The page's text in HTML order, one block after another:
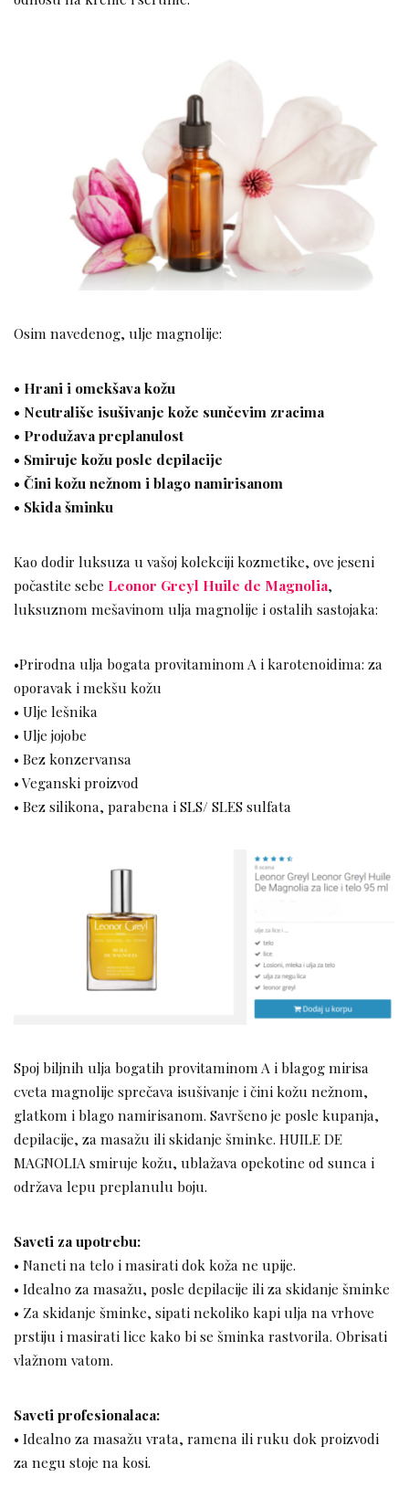
Osim navedenog, ulje magnolije:
• Hrani i omekšava kožu
• Neutrališe isušivanje kože sunčevim zracima
• Produžava preplanulost
• Smiruje kožu posle depilacije
• Čini kožu nežnom i blago namirisanom
• Skida šminku
Kao dodir luksuza u vašoj kolekciji kozmetike, ove jeseni
počastite sebe Leonor Greyl Huile de Magnolia,
luksuznom mešavinom ulja magnolije i ostalih sastojaka:
•Prirodna ulja bogata provitaminom A i karotenoidima: za
oporavak i mekšu kožu
• Ulje lešnika
• Ulje jojobe
• Bez konzervansa
• Veganski proizvod
• Bez silikona, parabena i SLS/ SLES sulfata
Spoj biljnih ulja bogatih provitaminom A i blagog mirisa
cveta magnolije sprečava isušivanje i čini kožu nežnom,
glatkom i blago namirisanom. Savršeno je posle kupanja,
depilacije, za masažu ili skidanje šminke. HUILE DE
MAGNOLIA smiruje kožu, ublažava opekotine od sunca i
održava lepu preplanulu boju.
Saveti za upotrebu:
• Naneti na telo i masirati dok koža ne upije.
• Idealno za masažu, posle depilacije ili za skidanje šminke
• Za skidanje šminke, sipati nekoliko kapi ulja na vrhove
prstiju i masirati lice kako bi se šminka rastvorila. Obrisati
vlažnom vatom.
Saveti profesionalaca:
• Idealno za masažu vrata, ramena ili ruku dok proizvodi
za negu stoje na kosi.